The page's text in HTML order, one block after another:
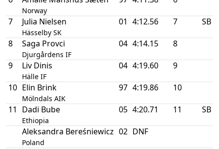
Norway
7 Julia Nielsen
Hässelby SK
01 4:12.56 7 SB
8 Saga Provci
Djurgårdens IF
04 4:14.15 8
9 Liv Dinis
Hälle IF
04 4:19.60 9
10 Elin Brink
Mölndals AIK
97 4:19.86 10
11 Dadi Bube
Ethiopia
05 4:20.71 11 SB
Aleksandra Bereśniewicz
Poland
02 DNF